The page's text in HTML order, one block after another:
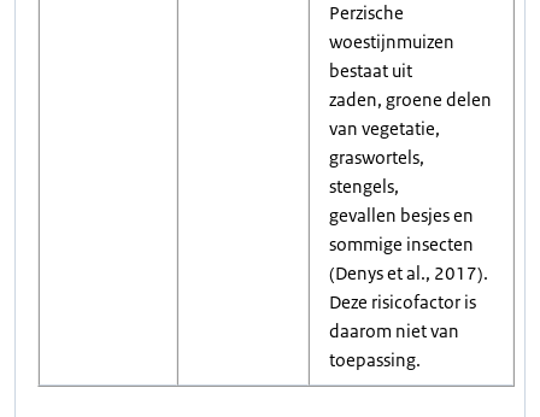
Perzische
woestijnmuizen
bestaat uit
zaden, groene delen
van vegetatie,
graswortels,
stengels,
gevallen besjes en
sommige insecten
(Denys et al., 2017).
Deze risicofactor is
daarom niet van
toepassing.